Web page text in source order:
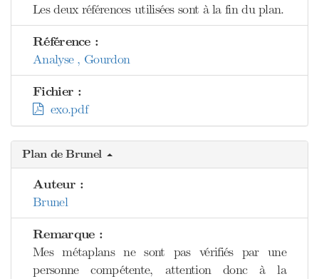
Les deux références utilisées sont à la fin du plan.
Référence :
Analyse , Gourdon
Fichier :
exo.pdf
Plan de Brunel
Auteur :
Brunel
Remarque :
Mes métaplans ne sont pas vérifiés par une
personne compétente, attention donc à la